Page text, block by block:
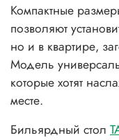
Компактные
позволяют
но и в квартире,
Модель
которые хотят
месте.
Бильярдный стол